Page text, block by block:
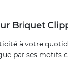
Briquet
à votre
par ses motifs